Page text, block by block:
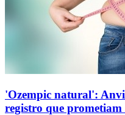
'Ozempic natural':
registro que prometiam